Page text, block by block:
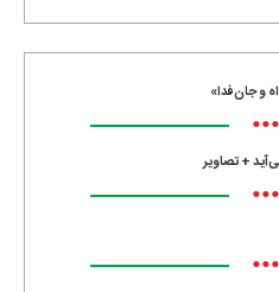
و جان‌فدا»
•••
+ تصاویر
•••
•••